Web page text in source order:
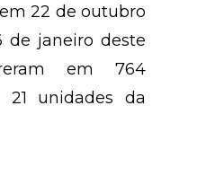
22 de outubro
de janeiro deste
em 764
21 unidades da